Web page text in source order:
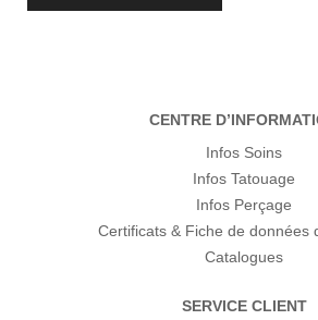
CENTRE
Infos Soins
Infos Tatouage
Infos Perçage
Certificats & Fiche de données
Catalogues
SERVICE CLIENT